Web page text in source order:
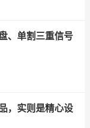
、单割三重信号
，实则是精心设